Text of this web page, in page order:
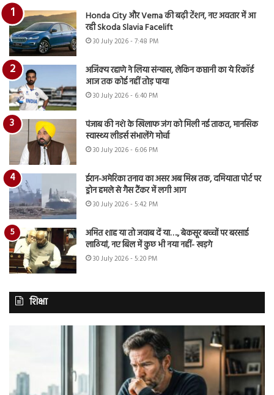
Honda City और Verna की बढ़ी टेंशन, नए अवतार में आ
रही Skoda Slavia Facelift
30 July 2026 - 7:48 PM
अजिंक्य रहाणे ने लिया संन्यास, लेकिन कप्तानी का ये रिकॉर्ड
आज तक कोई नहीं तोड़ पाया
30 July 2026 - 6:40 PM
पंजाब की नशे के खिलाफ जंग को मिली नई ताकत, मानसिक
स्वास्थ्य लीडर्स संभालेंगे मोर्चा
30 July 2026 - 6:06 PM
ईरान-अमेरिका तनाव का असर अब मिस्र तक, दमियाता पोर्ट पर
ड्रोन हमले से गैस टैंकर में लगी आग
30 July 2026 - 5:42 PM
अमित शाह या तो जवाब दें या…., बेकसूर बच्चों पर बरसाई
लाठियां, नए बिल में कुछ भी नया नहीं- खड़गे
30 July 2026 - 5:20 PM
शिक्षा